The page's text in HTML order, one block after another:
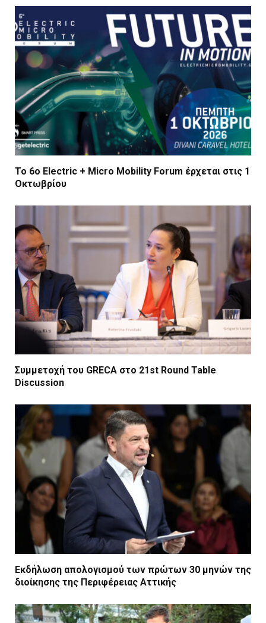
Το 6ο Electric + Micro Mobility Forum έρχεται στις 1
Οκτωβρίου
Συμμετοχή του GRECA στο 21st Round Table
Discussion
Εκδήλωση απολογισμού των πρώτων 30 μηνών της
διοίκησης της Περιφέρειας Αττικής